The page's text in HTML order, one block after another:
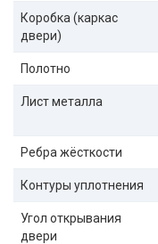
Коробка (каркас
двери)
Полотно
Лист металла
Ребра жёсткости
Контуры уплотнения
Угол открывания
двери